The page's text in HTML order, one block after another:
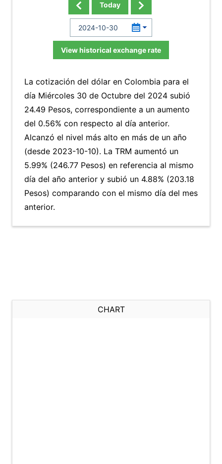
Today
View historical exchange rate
La cotización del dólar en Colombia para el
día Miércoles 30 de Octubre del 2024 subió
24.49 Pesos, correspondiente a un aumento
del 0.56% con respecto al día anterior.
Alcanzó el nivel más alto en más de un año
(desde 2023-10-10). La TRM aumentó un
5.99% (246.77 Pesos) en referencia al mismo
día del año anterior y subió un 4.88% (203.18
Pesos) comparando con el mismo día del mes
anterior.
CHART